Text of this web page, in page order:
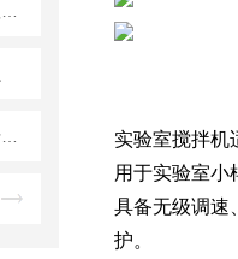
实验室搅拌机
用于实验室小
具备无级调速
护。